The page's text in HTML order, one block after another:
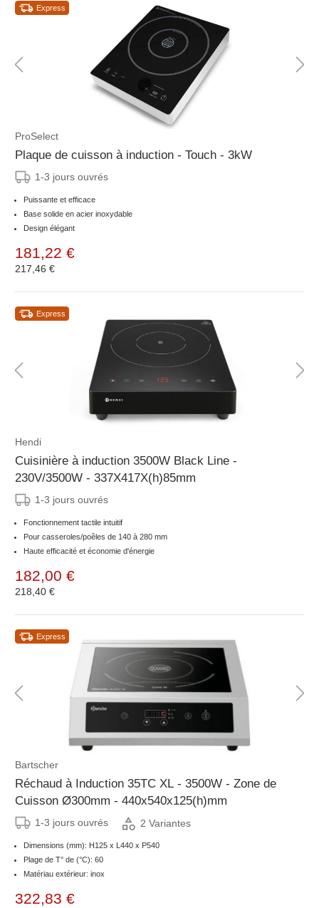
Express
ProSelect
Plaque de cuisson à induction - Touch - 3kW
1-3 jours ouvrés
Puissante et efficace
Base solide en acier inoxydable
Design élégant
181,22 €
217,46 €
Express
Hendi
Cuisinière à induction 3500W Black Line -
230V/3500W - 337X417X(h)85mm
1-3 jours ouvrés
Fonctionnement tactile intuitif
Pour casseroles/poêles de 140 à 280 mm
Haute efficacité et économie d'énergie
182,00 €
218,40 €
Express
Bartscher
Réchaud à Induction 35TC XL - 3500W - Zone de
Cuisson Ø300mm - 440x540x125(h)mm
1-3 jours ouvrés 2 Variantes
Dimensions (mm): H125 x L440 x P540
Plage de T° de (°C): 60
Matériau extérieur: inox
322,83 €